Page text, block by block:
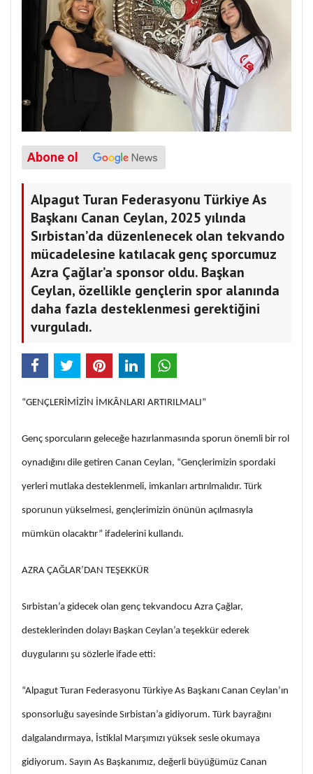
Abone ol
Alpagut Turan Federasyonu Türkiye As
Başkanı Canan Ceylan, 2025 yılında
Sırbistan’da düzenlenecek olan tekvando
mücadelesine katılacak genç sporcumuz
Azra Çağlar’a sponsor oldu. Başkan
Ceylan, özellikle gençlerin spor alanında
daha fazla desteklenmesi gerektiğini
vurguladı.
“GENÇLERİMİZİN İMKÂNLARI ARTIRILMALI”
Genç sporcuların geleceğe hazırlanmasında sporun önemli bir rol
oynadığını dile getiren Canan Ceylan, “Gençlerimizin spordaki
yerleri mutlaka desteklenmeli, imkanları artırılmalıdır. Türk
sporunun yükselmesi, gençlerimizin önünün açılmasıyla
mümkün olacaktır” ifadelerini kullandı.
AZRA ÇAĞLAR’DAN TEŞEKKÜR
Sırbistan’a gidecek olan genç tekvandocu Azra Çağlar,
desteklerinden dolayı Başkan Ceylan’a teşekkür ederek
duygularını şu sözlerle ifade etti:
“Alpagut Turan Federasyonu Türkiye As Başkanı Canan Ceylan’ın
sponsorluğu sayesinde Sırbistan’a gidiyorum. Türk bayrağını
dalgalandırmaya, İstiklal Marşımızı yüksek sesle okumaya
gidiyorum. Sayın As Başkanımız, değerli büyüğümüz Canan